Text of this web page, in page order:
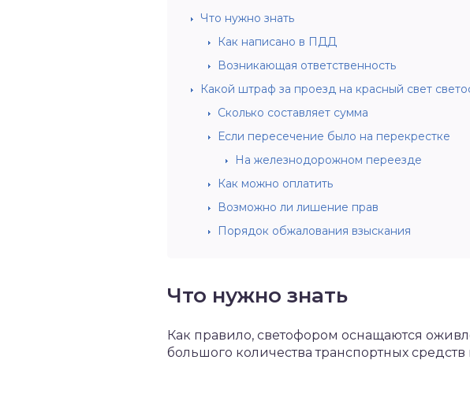
Что нужно знать
Как написано в ПДД
Возникающая ответственность
Какой штраф за проезд на красный свет
Сколько составляет сумма
Если пересечение было на перекрестке
На железнодорожном переезде
Как можно оплатить
Возможно ли лишение прав
Порядок обжалования взыскания
Что нужно знать
Как правило, светофором оснащаются
большого количества транспортных